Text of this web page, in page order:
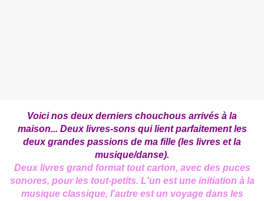
Voici nos deux derniers chouchous arrivés à la
maison... Deux livres-sons qui lient parfaitement les
deux grandes passions de ma fille (les livres et la
musique/danse).
Deux livres grand format tout carton, avec des puces
sonores, pour les tout-petits. L'un est une initiation à la
musique classique, l'autre est un voyage dans les